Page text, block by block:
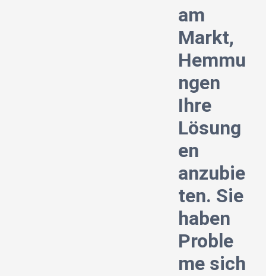
am
Markt,
Hemmu
ngen
Ihre
Lösung
en
anzubie
ten. Sie
haben
Proble
me sich